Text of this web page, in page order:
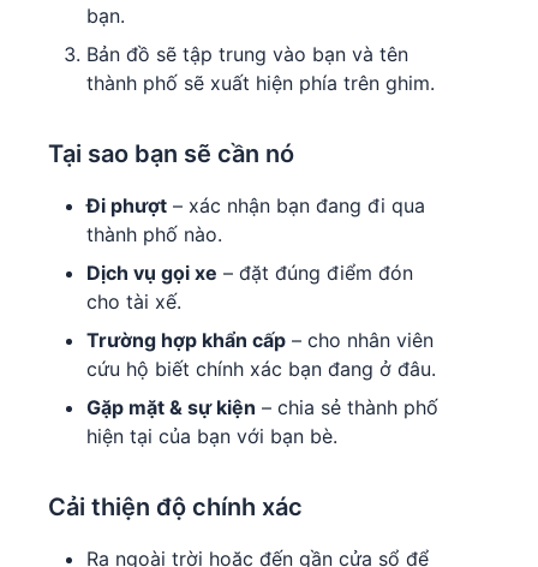
bạn.
Bản đồ sẽ tập trung vào bạn và tên
thành phố sẽ xuất hiện phía trên ghim.
Tại sao bạn sẽ cần nó
Đi phượt – xác nhận bạn đang đi qua
thành phố nào.
Dịch vụ gọi xe – đặt đúng điểm đón
cho tài xế.
Trường hợp khẩn cấp – cho nhân viên
cứu hộ biết chính xác bạn đang ở đâu.
Gặp mặt & sự kiện – chia sẻ thành phố
hiện tại của bạn với bạn bè.
Cải thiện độ chính xác
Ra ngoài trời hoặc đến gần cửa sổ để